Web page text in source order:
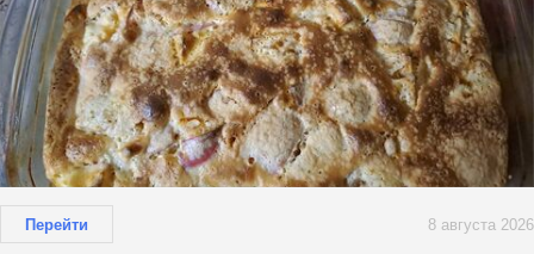
Перейти 8 августа 2026